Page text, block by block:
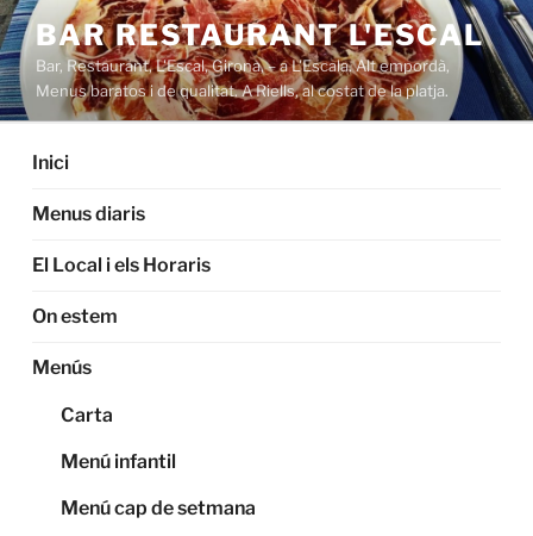
Saltar
al
contenido
BAR RESTAURANT L'ESCAL
Bar, Restaurant, L'Escal, Girona, – a L'Escala. Alt empordà,
Menus baratos i de qualitat. A Riells, al costat de la platja.
Inici
Menus diaris
El Local i els Horaris
On estem
Menús
Carta
Menú infantil
Menú cap de setmana